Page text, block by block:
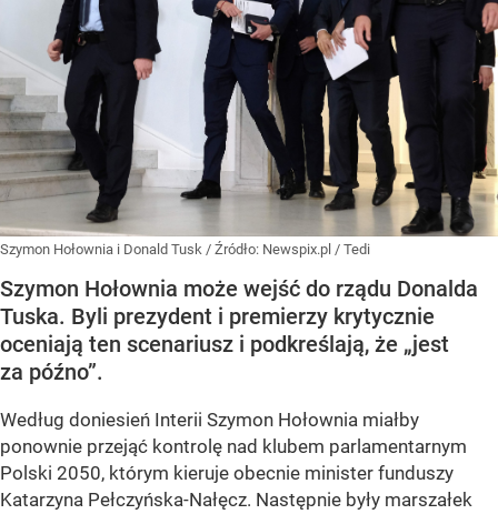
Szymon Hołownia i Donald Tusk / Źródło: Newspix.pl / Tedi
Szymon Hołownia może wejść do rządu Donalda
Tuska. Byli prezydent i premierzy krytycznie
oceniają ten scenariusz i podkreślają, że „jest
za późno”.
Według doniesień Interii Szymon Hołownia miałby
ponownie przejąć kontrolę nad klubem parlamentarnym
Polski 2050, którym kieruje obecnie minister funduszy
Katarzyna Pełczyńska-Nałęcz. Następnie były marszałek